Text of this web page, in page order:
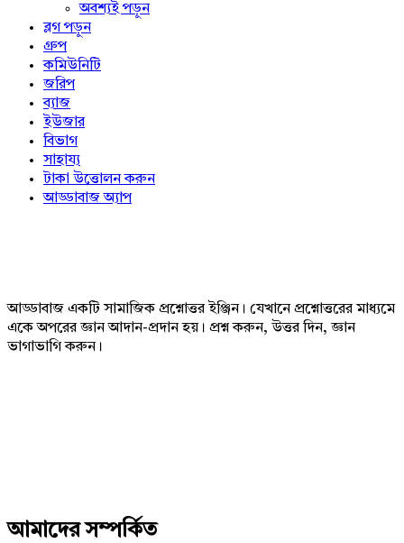
অবশ্যই পড়ুন
ব্লগ পড়ুন
গ্রুপ
কমিউনিটি
জরিপ
ব্যাজ
ইউজার
বিভাগ
সাহায্য
টাকা উত্তোলন করুন
আড্ডাবাজ অ্যাপ
আড্ডাবাজ একটি সামাজিক প্রশ্নোত্তর ইঞ্জিন। যেখানে প্রশ্নোত্তরের মাধ্যমে
একে অপরের জ্ঞান আদান-প্রদান হয়। প্রশ্ন করুন, উত্তর দিন, জ্ঞান
ভাগাভাগি করুন।
আমাদের সম্পর্কিত